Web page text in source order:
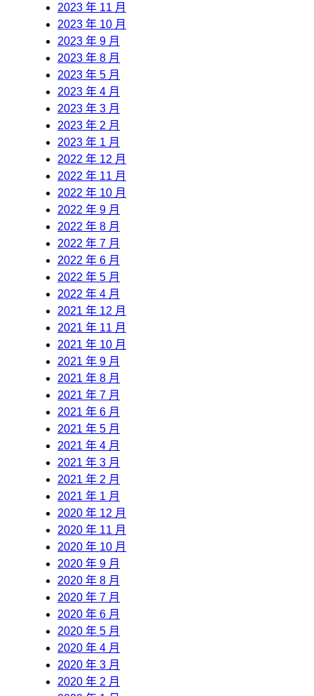
2023 年 11 月
2023 年 10 月
2023 年 9 月
2023 年 8 月
2023 年 5 月
2023 年 4 月
2023 年 3 月
2023 年 2 月
2023 年 1 月
2022 年 12 月
2022 年 11 月
2022 年 10 月
2022 年 9 月
2022 年 8 月
2022 年 7 月
2022 年 6 月
2022 年 5 月
2022 年 4 月
2021 年 12 月
2021 年 11 月
2021 年 10 月
2021 年 9 月
2021 年 8 月
2021 年 7 月
2021 年 6 月
2021 年 5 月
2021 年 4 月
2021 年 3 月
2021 年 2 月
2021 年 1 月
2020 年 12 月
2020 年 11 月
2020 年 10 月
2020 年 9 月
2020 年 8 月
2020 年 7 月
2020 年 6 月
2020 年 5 月
2020 年 4 月
2020 年 3 月
2020 年 2 月